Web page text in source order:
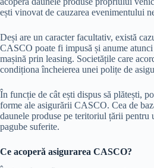
ești vinovat de cauzarea evenimentului
Deși are un caracter facultativ, există
CASCO poate fi impusă și anume
mașină prin leasing. Societățile care
condiționa încheierea unei polițe de
În funcție de cât ești dispus să plătești,
forme ale asigurării CASCO. Cea de
daunele produse pe teritoriul țării pentru
pagube suferite.
Ce acoperă asigurarea CASCO?